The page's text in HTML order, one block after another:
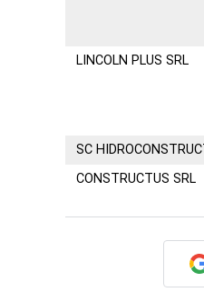
LINCOLN PLUS SRL
SC
CONSTRUCTUS SRL